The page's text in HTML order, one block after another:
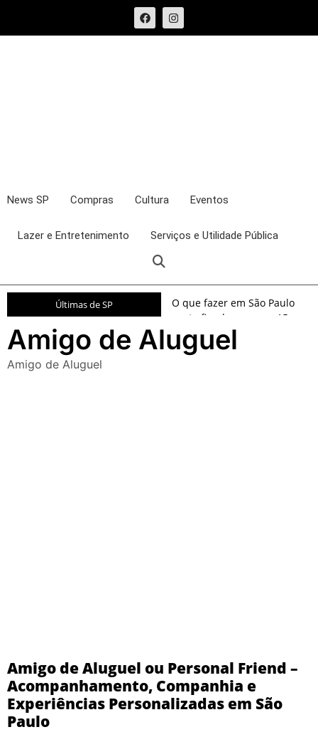
News SP Compras Cultura Eventos
Lazer e Entretenimento Serviços e Utilidade Pública
Últimas de SP
O que fazer em São Paulo
neste fim de semana: 15
passeios imperdíveis nos
dias 8 e 9 de agosto de 2026
de julho: guia completo com
festas julinas, exposições,
shows, parques,
gastronomia, automobilismo
Amigo de Aluguel
Amigo de Aluguel
Amigo de Aluguel ou Personal Friend –
Acompanhamento, Companhia e
Experiências Personalizadas em São
Paulo